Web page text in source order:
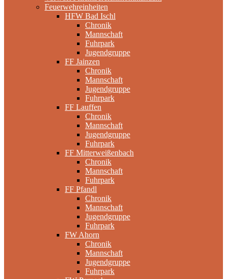
Feuerwehreinheiten
HFW Bad Ischl
Chronik
Mannschaft
Fuhrpark
Jugendgruppe
FF Jainzen
Chronik
Mannschaft
Jugendgruppe
Fuhrpark
FF Lauffen
Chronik
Mannschaft
Jugendgruppe
Fuhrpark
FF Mitterweißenbach
Chronik
Mannschaft
Fuhrpark
FF Pfandl
Chronik
Mannschaft
Jugendgruppe
Fuhrpark
FW Ahorn
Chronik
Mannschaft
Jugendgruppe
Fuhrpark